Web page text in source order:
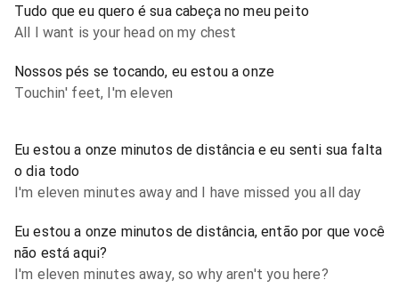
Tudo que eu quero é sua cabeça no meu peito
All I want is your head on my chest
Nossos pés se tocando, eu estou a onze
Touchin' feet, I'm eleven
Eu estou a onze minutos de distância e eu senti sua falta
o dia todo
I'm eleven minutes away and I have missed you all day
Eu estou a onze minutos de distância, então por que você
não está aqui?
I'm eleven minutes away, so why aren't you here?